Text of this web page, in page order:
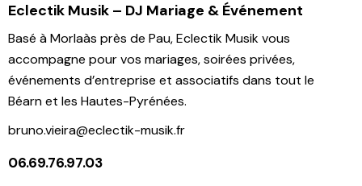
Eclectik Musik – DJ Mariage & Événement
Basé à Morlaàs près de Pau, Eclectik Musik vous
accompagne pour vos mariages, soirées privées,
événements d’entreprise et associatifs dans tout le
Béarn et les Hautes-Pyrénées.
bruno.vieira@eclectik-musik.fr
06.69.76.97.03